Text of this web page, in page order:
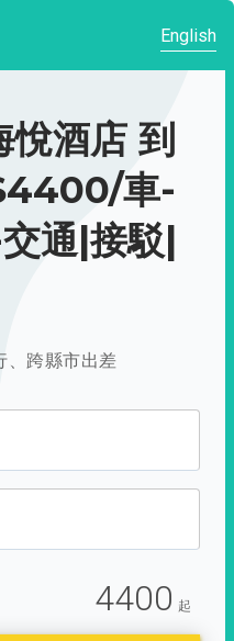
English
酒店 到
車-
通|接駁|
、跨縣市出差
4400 起